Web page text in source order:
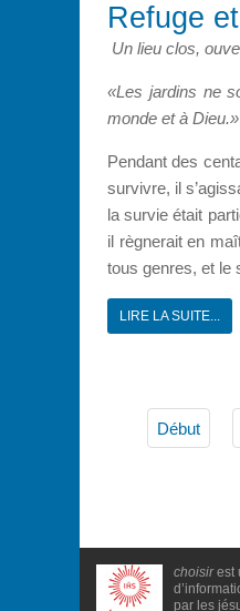
Refuge
Un lieu clos,
«Les jardins ne
monde et à Dieu.»
Pendant des
survivre, il
la survie était
il règnerait en
tous genres, et le
LIRE LA SUITE...
Début
choisirest
par les